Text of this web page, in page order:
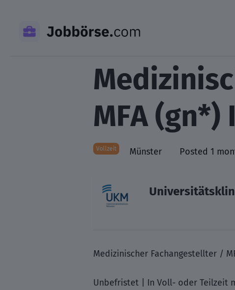
MFA
Vollzeit Münster Posted 1
Medizinischer Fachangestellter /
Unbefristet | In Voll- oder Teilzeit